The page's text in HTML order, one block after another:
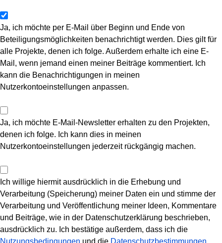
Ja, ich möchte per E-Mail über Beginn und Ende von
Beteiligungsmöglichkeiten benachrichtigt werden. Dies gilt für
alle Projekte, denen ich folge. Außerdem erhalte ich eine E-
Mail, wenn jemand einen meiner Beiträge kommentiert. Ich
kann die Benachrichtigungen in meinen
Nutzerkontoeinstellungen anpassen.
Ja, ich möchte E-Mail-Newsletter erhalten zu den Projekten,
denen ich folge. Ich kann dies in meinen
Nutzerkontoeinstellungen jederzeit rückgängig machen.
Ich willige hiermit ausdrücklich in die Erhebung und
Verarbeitung (Speicherung) meiner Daten ein und stimme der
Verarbeitung und Veröffentlichung meiner Ideen, Kommentare
und Beiträge, wie in der Datenschutzerklärung beschrieben,
ausdrücklich zu. Ich bestätige außerdem, dass ich die
Nutzungsbedingungen und die Datenschutzbestimmungen